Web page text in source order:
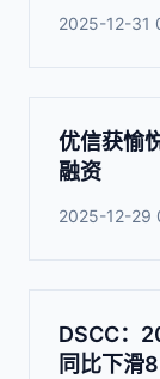
2025-12-31
优信获愉
融资
2025-12-29
DSCC：
同比下滑